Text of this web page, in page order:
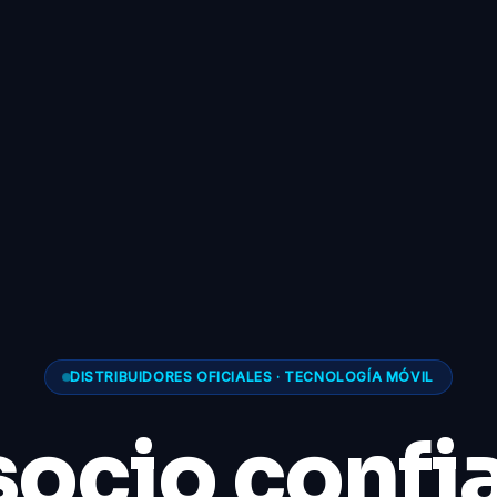
DISTRIBUIDORES OFICIALES · TECNOLOGÍA MÓVIL